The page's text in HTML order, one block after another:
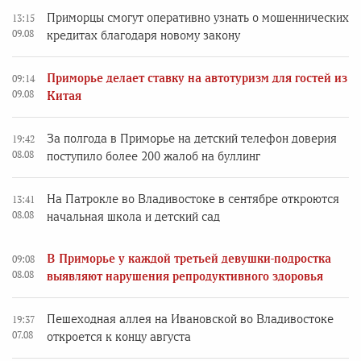
13:15
09.08
Приморцы смогут оперативно узнать о мошеннических
кредитах благодаря новому закону
09:14
09.08
Приморье делает ставку на автотуризм для гостей из
Китая
19:42
08.08
За полгода в Приморье на детский телефон доверия
поступило более 200 жалоб на буллинг
13:41
08.08
На Патрокле во Владивостоке в сентябре откроются
начальная школа и детский сад
09:08
08.08
В Приморье у каждой третьей девушки-подростка
выявляют нарушения репродуктивного здоровья
19:37
07.08
Пешеходная аллея на Ивановской во Владивостоке
откроется к концу августа